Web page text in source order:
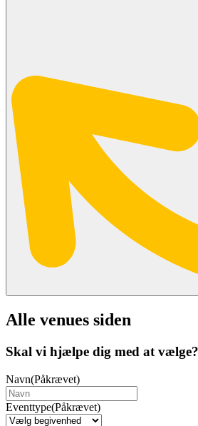
Alle venues siden
Skal vi hjælpe dig med at
Navn(Påkrævet)
Eventtype(Påkrævet)